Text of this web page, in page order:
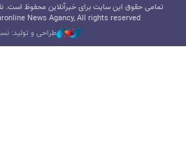
تمامی حقوق این سایت برای خبرآنلاین محفوظ است.
News Agancy, All rights reserved
طراحی و تولید: